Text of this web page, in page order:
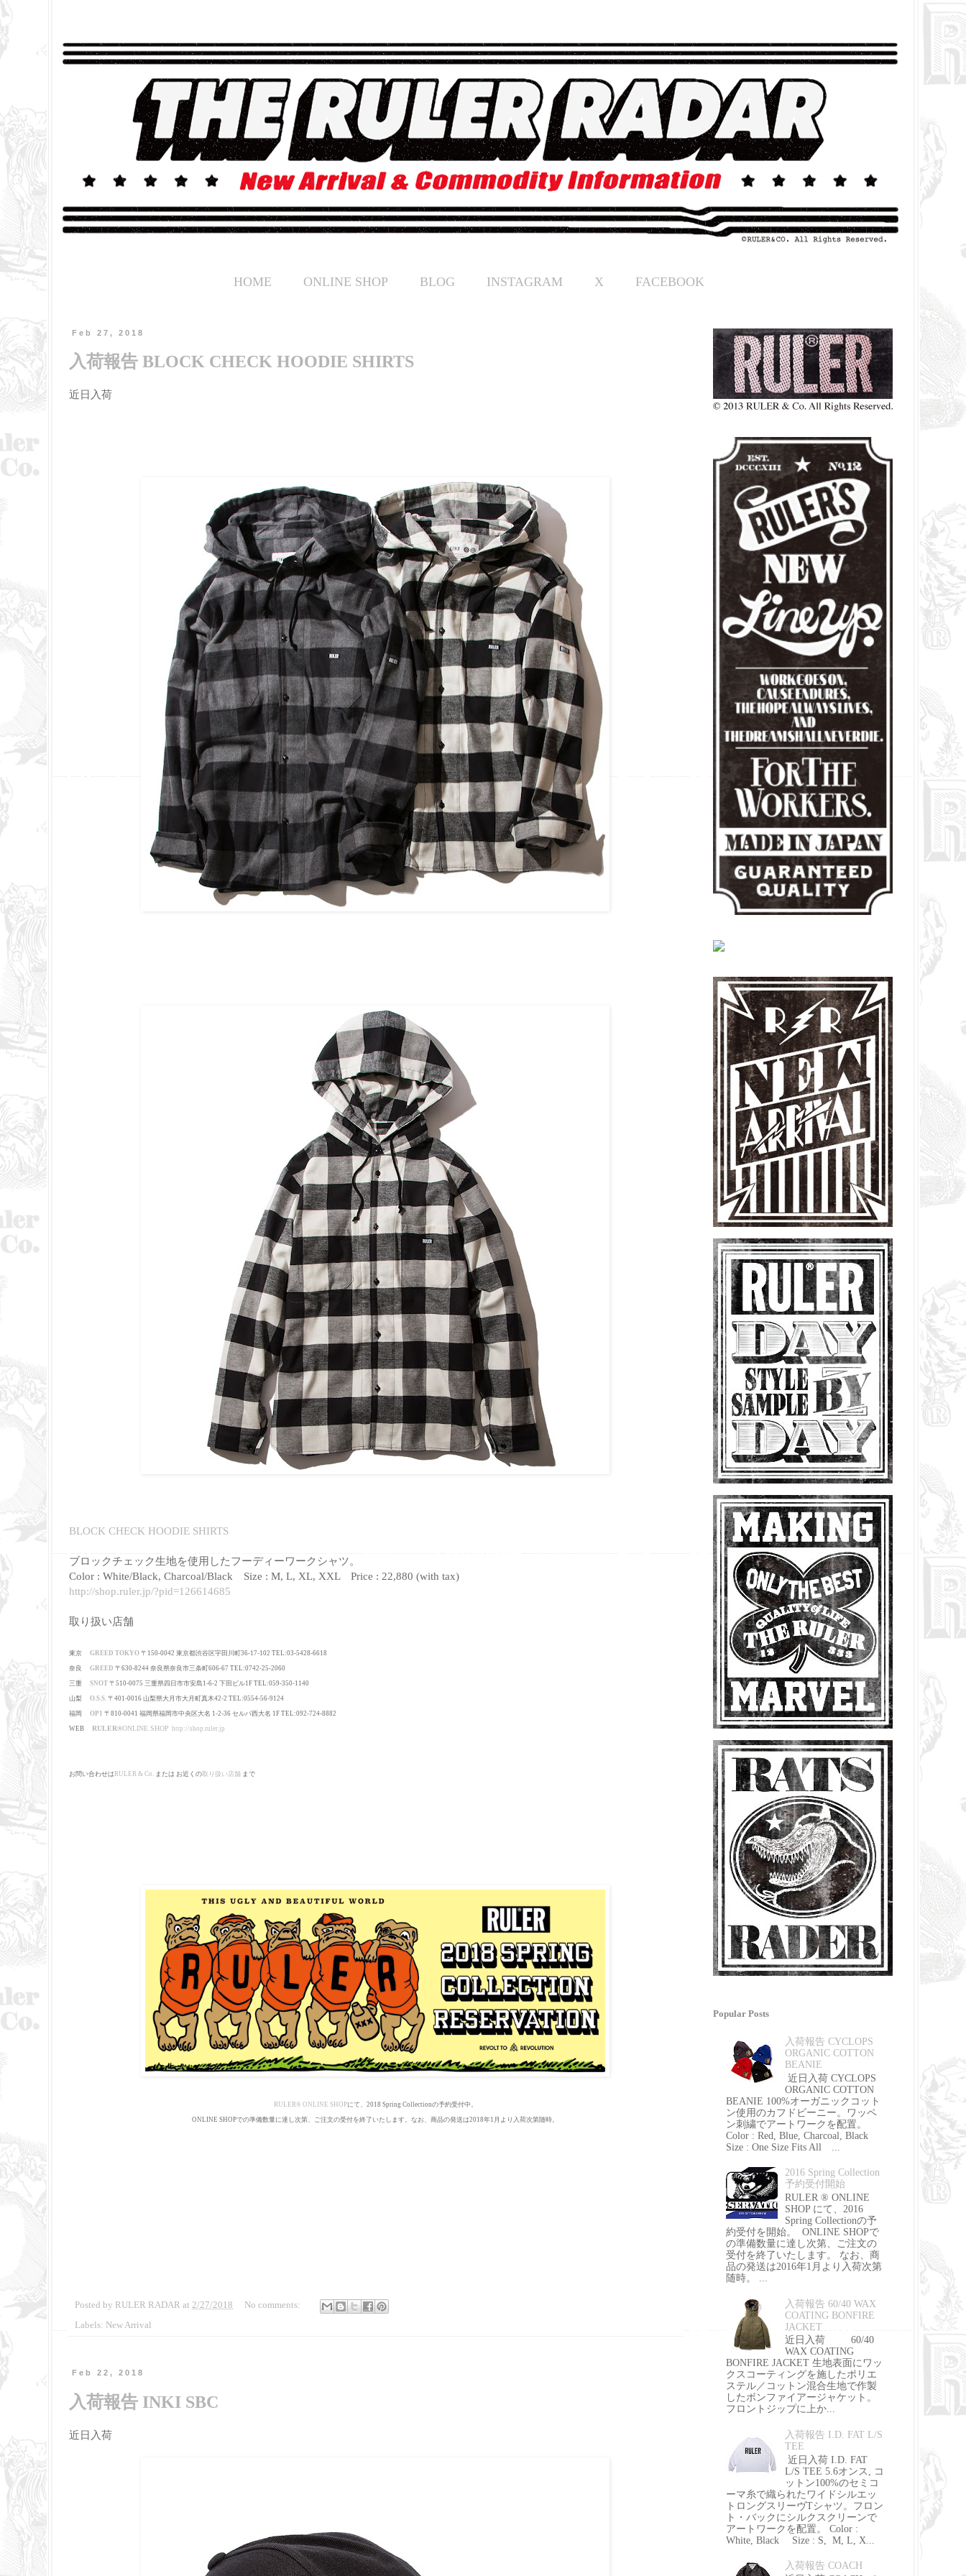
HOME ONLINE SHOP BLOG INSTAGRAM X FACEBOOK
Feb 27, 2018
入荷報告 BLOCK CHECK HOODIE SHIRTS
近日入荷
BLOCK CHECK HOODIE SHIRTS
ブロックチェック生地を使用したフーディーワークシャツ。
Color : White/Black, Charcoal/Black Size : M, L, XL, XXL Price : 22,880 (with tax)
http://shop.ruler.jp/?pid=126614685
取り扱い店舗
東京 GREED TOKYO 〒150-0042 東京都渋谷区宇田川町36-17-102 TEL:03-5428-6618
奈良 GREED 〒630-8244 奈良県奈良市三条町606-67 TEL:0742-25-2060
三重 SNOT 〒510-0075 三重県四日市市安島1-6-2 下田ビル1F TEL:059-350-1140
山梨 O.S.S. 〒401-0016 山梨県大月市大月町真木42-2 TEL:0554-56-9124
福岡 OP1 〒810-0041 福岡県福岡市中央区大名 1-2-36 セルバ西大名 1F TEL:092-724-8882
WEB RULER®ONLINE SHOP http://shop.ruler.jp
お問い合わせは RULER & Co. または お近くの 取り扱い店舗 まで
RULER® ONLINE SHOPにて、 2018 Spring Collectionの予約受付中。
ONLINE SHOPでの準備数量に達し次第、ご注文の受付を終了いたします。なお、商品の発送は2018年1月より入荷次第随時。
Posted by RULER RADAR at 2/27/2018
No comments:
Labels: New Arrival
Feb 22, 2018
入荷報告 INKI SBC
近日入荷
Popular Posts
入荷報告 CYCLOPS
ORGANIC COTTON
BEANIE
近日入荷 CYCLOPS
ORGANIC COTTON
BEANIE 100%オーガニックコット
ン使用のカフドビーニー。ワッペ
ン刺繍でアートワークを配置。
Color : Red, Blue, Charcoal, Black
Size : One Size Fits All ...
2016 Spring Collection
予約受付開始
RULER ® ONLINE
SHOP にて、2016
Spring Collectionの予
約受付を開始。 ONLINE SHOPで
の準備数量に達し次第、ご注文の
受付を終了いたします。 なお、商
品の発送は2016年1月より入荷次第
随時。 ...
入荷報告 60/40 WAX
COATING BONFIRE
JACKET
近日入荷 60/40
WAX COATING
BONFIRE JACKET 生地表面にワッ
クスコーティングを施したポリエ
ステル／コットン混合生地で作製
したボンファイアージャケット。
フロントジップに上か...
入荷報告 I.D. FAT L/S
TEE
近日入荷 I.D. FAT
L/S TEE 5.6オンス, コ
ットン100%のセミコ
ーマ糸で織られたワイドシルエッ
トロングスリーヴTシャツ。フロン
ト・バックにシルクスクリーンで
アートワークを配置。 Color :
White, Black Size : S, M, L, X...
入荷報告 COACH